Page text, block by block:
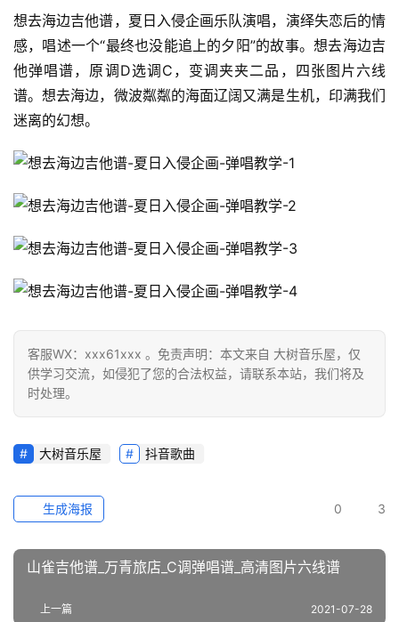
想去海边吉他谱，夏日入侵企画乐队演唱，演绎失恋后的情
感，唱述一个“最终也没能追上的夕阳”的故事。想去海边吉
他弹唱谱，原调D选调C，变调夹夹二品，四张图片六线
谱。想去海边，微波粼粼的海面辽阔又满是生机，印满我们
迷离的幻想。
客服WX：xxx61xxx 。免责声明：本文来自 大树音乐屋，仅
供学习交流，如侵犯了您的合法权益，请联系本站，我们将及
时处理。
大树音乐屋 抖音歌曲
0 3
生成海报
山雀吉他谱_万青旅店_C调弹唱谱_高清图片六线谱
上一篇 2021-07-28